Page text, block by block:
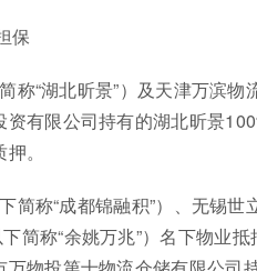
保
称“湖北昕景”）及天津万滨物
有限公司持有的湖北昕景
。
简称“成都锦融积”）、无锡世
简称“余姚万兆”）名下物业